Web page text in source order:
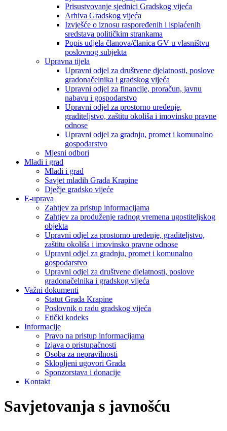
Prisustvovanje sjednici Gradskog vijeća
Arhiva Gradskog vijeća
Izvješće o iznosu raspoređenih i isplaćenih
sredstava političkim strankama
Popis udjela članova/članica GV u vlasništvu
poslovnog subjekta
Upravna tijela
Upravni odjel za društvene djelatnosti, poslove
gradonačelnika i gradskog vijeća
Upravni odjel za financije, proračun, javnu
nabavu i gospodarstvo
Upravni odjel za prostorno uređenje,
graditeljstvo, zaštitu okoliša i imovinsko pravne
odnose
Upravni odjel za gradnju, promet i komunalno
gospodarstvo
Mjesni odbori
Mladi i grad
Mladi i grad
Savjet mladih Grada Krapine
Dječje gradsko vijeće
E-uprava
Zahtjev za pristup informacijama
Zahtjev za produženje radnog vremena ugostiteljskog
objekta
Upravni odjel za prostorno uređenje, graditeljstvo,
zaštitu okoliša i imovinsko pravne odnose
Upravni odjel za gradnju, promet i komunalno
gospodarstvo
Upravni odjel za društvene djelatnosti, poslove
gradonačelnika i gradskog vijeća
Važni dokumenti
Statut Grada Krapine
Poslovnik o radu gradskog vijeća
Etički kodeks
Informacije
Pravo na pristup informacijama
Izjava o pristupačnosti
Osoba za nepravilnosti
Sklopljeni ugovori Grada
Sponzorstava i donacije
Kontakt
Savjetovanja s javnošću